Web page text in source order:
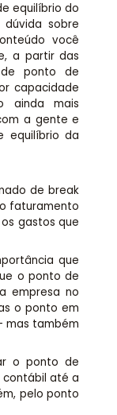
equilíbrio do
sobre
você
a partir das
ponto de
capacidade
ainda mais
a gente e
equilíbrio da
de break
faturamento
gastos que
que
o ponto de
empresa no
o ponto em
mas também
o ponto de
contábil até a
pelo ponto